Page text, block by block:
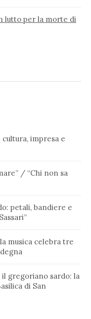
lutto per la morte di
impresa e
/ “Chi non sa
petali, bandiere e
musica celebra tre
gregoriano sardo: la
di San